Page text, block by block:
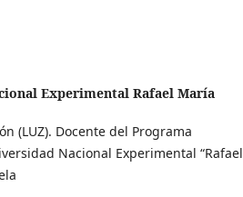
Experimental Rafael María
(LUZ). Docente del Programa
Nacional Experimental “Rafael